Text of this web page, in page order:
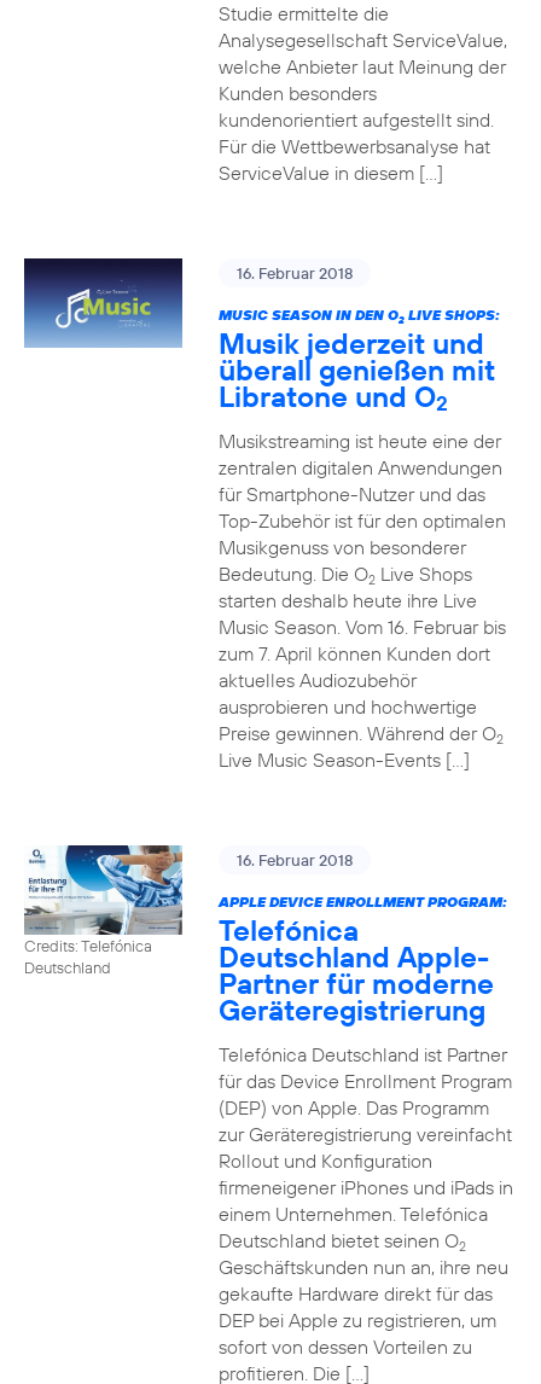
Studie ermittelte die
Analysegesellschaft ServiceValue,
welche Anbieter laut Meinung der
Kunden besonders
kundenorientiert aufgestellt sind.
Für die Wettbewerbsanalyse hat
ServiceValue in diesem […]
16. Februar 2018
MUSIC SEASON IN DEN O2LIVE SHOPS:
Musik jederzeit und
überall genießen mit
Libratone und O2
Musikstreaming ist heute eine der
zentralen digitalen Anwendungen
für Smartphone-Nutzer und das
Top-Zubehör ist für den optimalen
Musikgenuss von besonderer
Bedeutung. Die O2Live Shops
starten deshalb heute ihre Live
Music Season. Vom 16. Februar bis
zum 7. April können Kunden dort
aktuelles Audiozubehör
ausprobieren und hochwertige
Preise gewinnen. Während der O2
Live Music Season-Events […]
Credits: Telefónica
Deutschland
16. Februar 2018
APPLE DEVICE ENROLLMENT PROGRAM:
Telefónica
Deutschland Apple-
Partner für moderne
Geräteregistrierung
Telefónica Deutschland ist Partner
für das Device Enrollment Program
(DEP) von Apple. Das Programm
zur Geräteregistrierung vereinfacht
Rollout und Konfiguration
firmeneigener iPhones und iPads in
einem Unternehmen. Telefónica
Deutschland bietet seinen O2
Geschäftskunden nun an, ihre neu
gekaufte Hardware direkt für das
DEP bei Apple zu registrieren, um
sofort von dessen Vorteilen zu
profitieren. Die […]